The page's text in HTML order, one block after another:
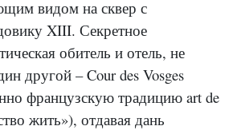
видом на сквер с
XIII. Секретное
обитель и отель, не
другой – Cour des Vosges
французскую традицию art de
жить»), отдавая дань